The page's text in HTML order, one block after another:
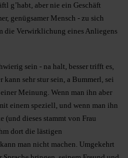
g’habt, aber nie ein Geschäft
genügsamer Mensch - zu sich
die Verwirklichung eines Anliegens
sein - na halt, besser trifft es,
sehr stur sein, a Bummerl, sei
Meinung. Wenn man ihn aber
einem speziell, und wenn man ihn
(und dieses stammt von Frau
dort die lästigen
man nicht machen. Umgekehrt